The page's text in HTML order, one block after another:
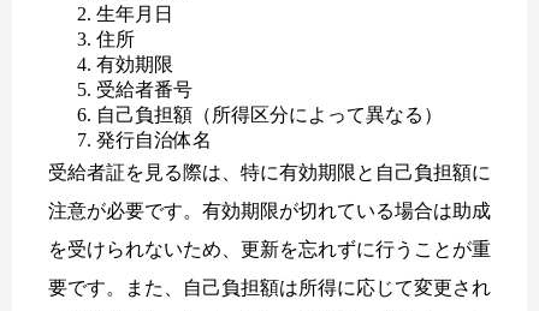
生年月日
住所
有効期限
受給者番号
自己負担額（所得区分によって異なる）
発行自治体名
受給者証を見る際は、特に有効期限と自己負担額に
注意が必要です。有効期限が切れている場合は助成
を受けられないため、更新を忘れずに行うことが重
要です。また、自己負担額は所得に応じて変更され